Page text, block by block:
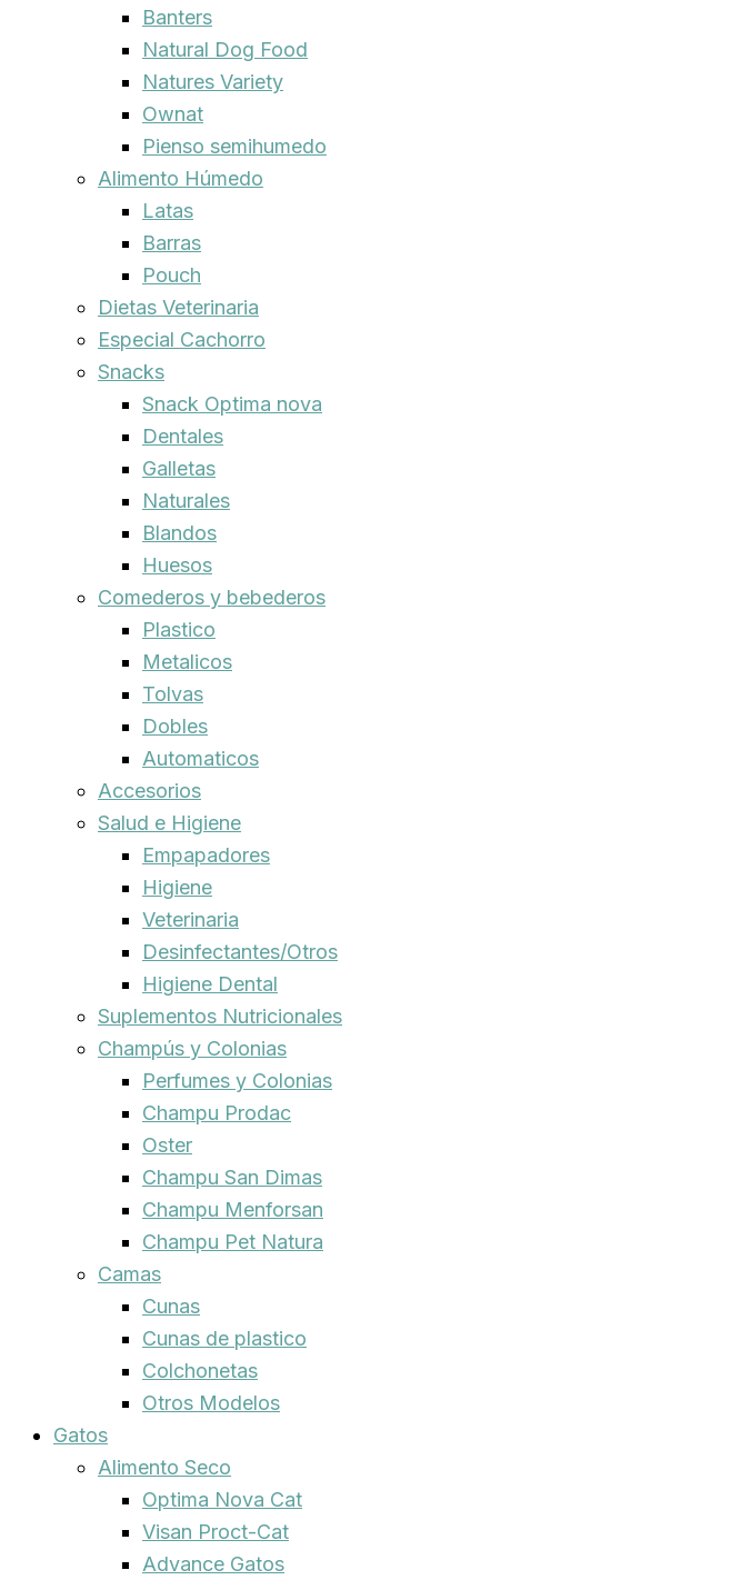
Banters
Natural Dog Food
Natures Variety
Ownat
Pienso semihumedo
Alimento Húmedo
Latas
Barras
Pouch
Dietas Veterinaria
Especial Cachorro
Snacks
Snack Optima nova
Dentales
Galletas
Naturales
Blandos
Huesos
Comederos y bebederos
Plastico
Metalicos
Tolvas
Dobles
Automaticos
Accesorios
Salud e Higiene
Empapadores
Higiene
Veterinaria
Desinfectantes/Otros
Higiene Dental
Suplementos Nutricionales
Champús y Colonias
Perfumes y Colonias
Champu Prodac
Oster
Champu San Dimas
Champu Menforsan
Champu Pet Natura
Camas
Cunas
Cunas de plastico
Colchonetas
Otros Modelos
Gatos
Alimento Seco
Optima Nova Cat
Visan Proct-Cat
Advance Gatos